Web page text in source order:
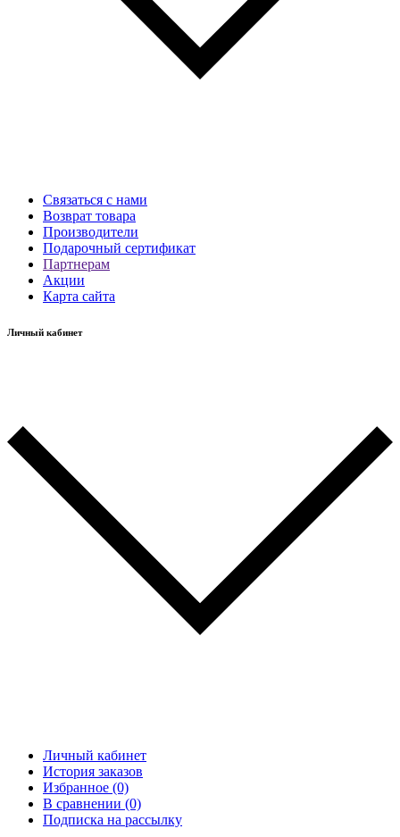
Связаться с нами
Возврат товара
Производители
Подарочный сертификат
Партнерам
Акции
Карта сайта
Личный кабинет
Личный кабинет
История заказов
Избранное (0)
В сравнении (0)
Подписка на рассылку